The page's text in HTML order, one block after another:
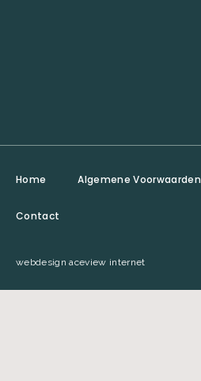
webdesign aceview internet
Home Algemene Voorwaarden
Contact